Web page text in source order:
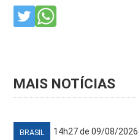
MAIS NOTÍCIAS
BRASIL 14h27 de 09/08/2026